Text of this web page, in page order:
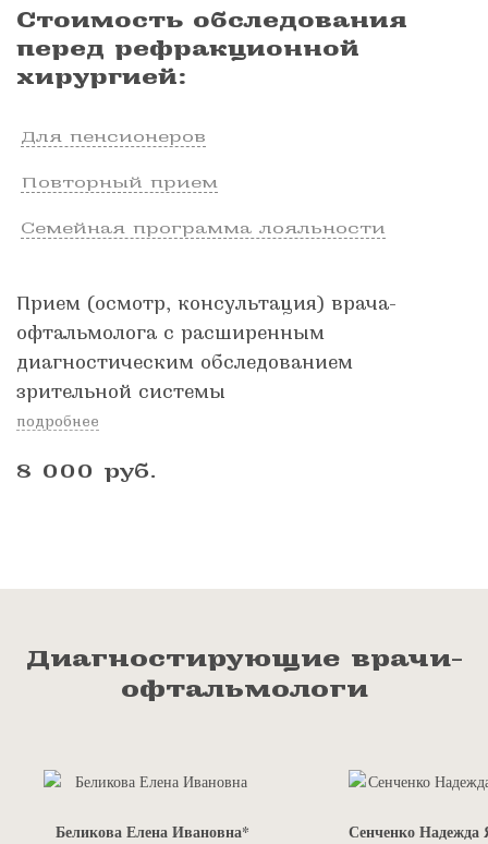
Стоимость обследования
перед рефракционной
хирургией:
Для пенсионеров
Повторный прием
Семейная программа лояльности
Прием (осмотр, консультация) врача-
офтальмолога с расширенным
диагностическим обследованием
зрительной системы
подробнее
8 000 руб.
Диагностирующие врачи-
офтальмологи
Беликова Елена Ивановна Сенченко Надежда